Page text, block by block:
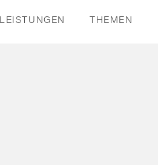
LEISTUNGEN THEMEN